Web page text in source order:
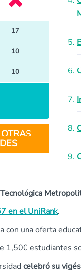
17
10
10
en el UniRank.
con una oferta
1,500 estudiantes
celebró su